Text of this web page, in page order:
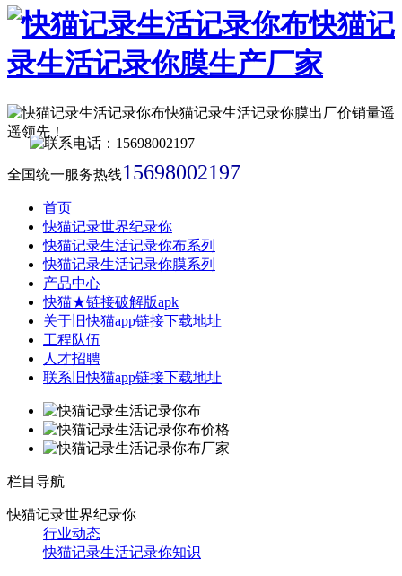
全国统一服务热线15698002197
首页
快猫记录世界纪录你
快猫记录生活记录你布系列
快猫记录生活记录你膜系列
产品中心
快猫★链接破解版apk
关于旧快猫app链接下载地址
工程队伍
人才招聘
联系旧快猫app链接下载地址
栏目导航
快猫记录世界纪录你
行业动态
快猫记录生活记录你知识